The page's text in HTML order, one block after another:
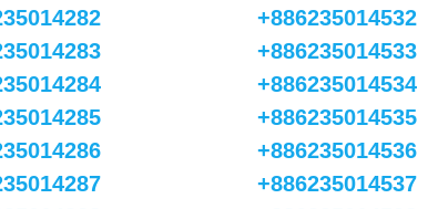
+886235014532
+886235014533
+886235014534
+886235014535
+886235014536
+886235014537